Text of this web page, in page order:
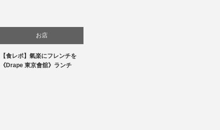
お店
食べ物
【食レポ】氣楽にフレンチを
《Drape 東京會舘》ランチ